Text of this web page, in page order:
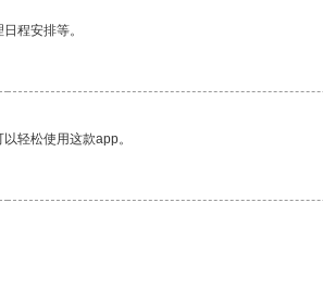
程安排等。
轻松使用这款app。